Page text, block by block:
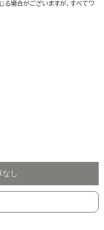
る場合がございますが、すべてワ
なし